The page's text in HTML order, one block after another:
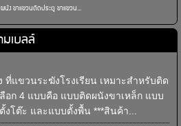
นัง ขาแขวนติดประตู ขาแขวน...
มเบลล์
แขวนระฆังโรงเรียน เหมาะสำหรับติด
อก 4 แบบคือ แบบติดผนังขาเหล็ก แบบ
งโต๊ะ และแบบตั้งพื้น ***สินค้า...